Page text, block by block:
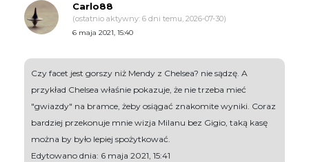
Carlo88
(ostatnio aktywny: 6 dni temu, 2026-07-30)
6 maja 2021, 15:40
Czy facet jest gorszy niż Mendy z Chelsea? nie sądzę. A
przykład Chelsea właśnie pokazuje, że nie trzeba mieć
"gwiazdy" na bramce, żeby osiągać znakomite wyniki. Coraz
bardziej przekonuje mnie wizja Milanu bez Gigio, taką kasę
można by było lepiej spożytkować.
Edytowano dnia: 6 maja 2021, 15:41